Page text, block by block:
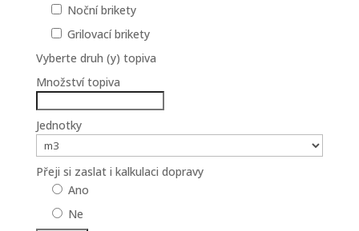
Noční brikety
Grilovací brikety
Vyberte druh (y) topiva
Množství topiva
Jednotky
Přeji si zaslat i kalkulaci dopravy
Ano
Ne